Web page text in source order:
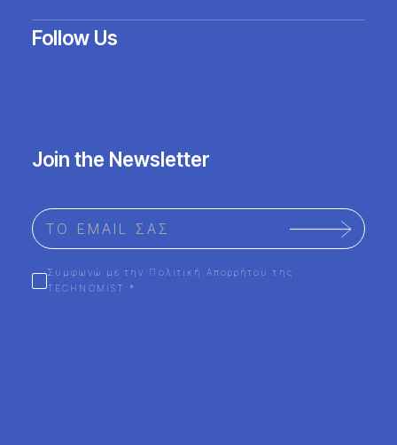
Follow Us
Join the Newsletter
Συμφωνώ με την Πολιτική Απορρήτου της
TECHNOMIST *